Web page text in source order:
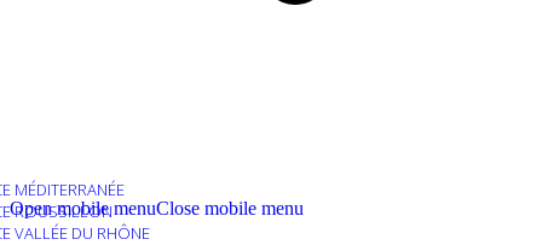
MÉDITERRANÉE
ROUSSILLON
VALLÉE DU RHÔNE
Open mobile menuClose mobile menu